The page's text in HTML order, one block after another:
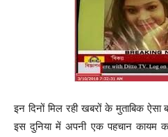
इन दिनों मिल रही खबरों के मुताबिक ऐसा
इस दुनिया में अपनी एक पहचान कायम